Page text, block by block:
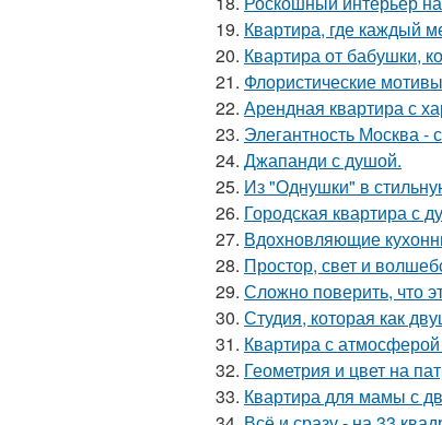
19. Квартира, где каждый
20. Квартира от бабушки,
21. Флористические
22. Арендная квартира с
23. Элегантность Москва -
24. Джапанди с душой.
25. Из "Однушки" в
26. Городская квартира с
27. Вдохновляющие
28. Простор, свет и
29. Сложно поверить, что
30. Студия, которая как
31. Квартира с
32. Геометрия и цвет на
33. Квартира для мамы с